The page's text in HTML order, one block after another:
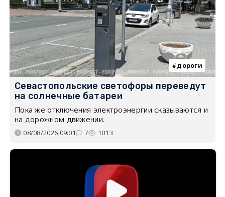
дороги
Севастопольские светофоры переведут
на солнечные батареи
Пока же отключения электроэнергии сказываются и
на дорожном движении.
08/08/2026 09:01 7 1013